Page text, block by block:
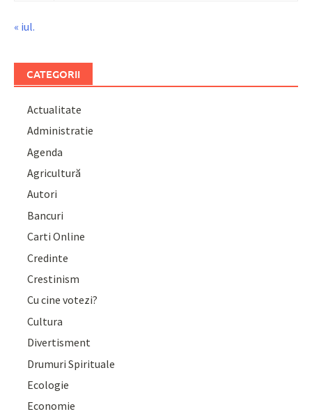
« iul.
CATEGORII
Actualitate
Administratie
Agenda
Agricultură
Autori
Bancuri
Carti Online
Credinte
Crestinism
Cu cine votezi?
Cultura
Divertisment
Drumuri Spirituale
Ecologie
Economie